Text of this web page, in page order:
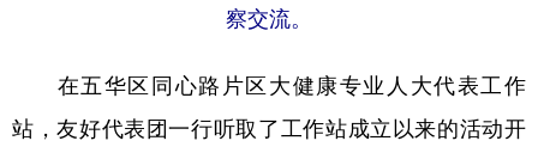
察交流。
在五华区同心路片区大健康专业人大代表工作
站，友好代表团一行听取了工作站成立以来的活动开